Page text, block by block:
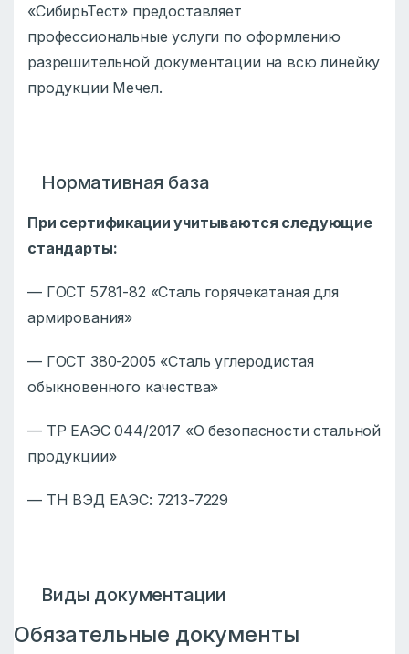
«СибирьТест» предоставляет
профессиональные услуги по оформлению
разрешительной документации на всю линейку
продукции Мечел.
Нормативная база
При сертификации учитываются следующие
стандарты:
— ГОСТ 5781-82 «Сталь горячекатаная для
армирования»
— ГОСТ 380-2005 «Сталь углеродистая
обыкновенного качества»
— ТР ЕАЭС 044/2017 «О безопасности стальной
продукции»
— ТН ВЭД ЕАЭС: 7213-7229
Виды документации
Обязательные документы